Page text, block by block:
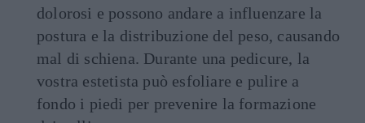
dolorosi e possono andare a influenzare la
postura e la distribuzione del peso, causando
mal di schiena. Durante una pedicure, la
vostra estetista può esfoliare e pulire a
fondo i piedi per prevenire la formazione